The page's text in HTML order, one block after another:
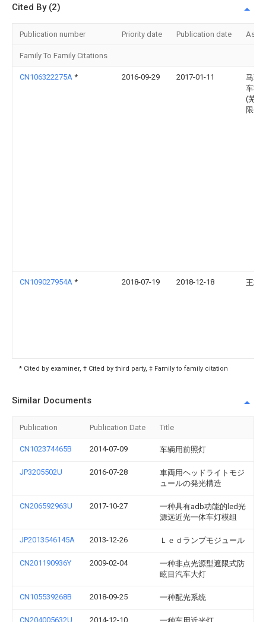
Cited By (2)
Publication number Priority date Publication date
Family To Family Citations
CN106322275A * 2016-09-29 2017-01-11
马瑞
车零
(芜湖
限公
CN109027954A * 2018-07-19 2018-12-18 王栋
* Cited by examiner, † Cited by third party, ‡ Family to family citation
Similar Documents
Publication Publication Date Title
CN102374465B 2014-07-09 车辆用前照灯
JP3205502U 2016-07-28
車両用ヘッドライトモジ
ュールの発光構造
CN206592963U 2017-10-27
一种具有adb功能的led光
源远近光一体车灯模组
JP2013546145A 2013-12-26 Ｌｅｄランプモジュール
CN201190936Y 2009-02-04
一种非点光源型遮限式防
眩目汽车大灯
CN105539268B 2018-09-25 一种配光系统
CN204005632U 2014-12-10